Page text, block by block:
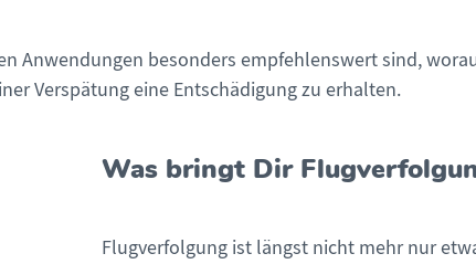
Anwendungen besonders empfehlenswert sind,
Verspätung eine Entschädigung zu erhalten.
Was bringt Dir
Flugverfolgung ist längst nicht mehr nur